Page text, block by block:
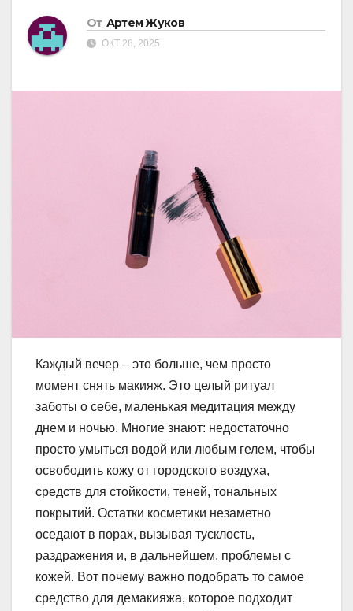
От Артем Жуков
ОКТ 28, 2025
Каждый вечер – это больше, чем просто
момент снять макияж. Это целый ритуал
заботы о себе, маленькая медитация между
днем и ночью. Многие знают: недостаточно
просто умыться водой или любым гелем, чтобы
освободить кожу от городского воздуха,
средств для стойкости, теней, тональных
покрытий. Остатки косметики незаметно
оседают в порах, вызывая тусклость,
раздражения и, в дальнейшем, проблемы с
кожей. Вот почему важно подобрать то самое
средство для демакияжа, которое подходит